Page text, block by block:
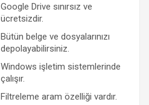
Google Drive sınırsız ve
ücretsizdir.
Bütün belge ve dosyalarınızı
depolayabilirsiniz.
Windows işletim sistemlerinde
çalışır.
Filtreleme aram özelliği vardır.